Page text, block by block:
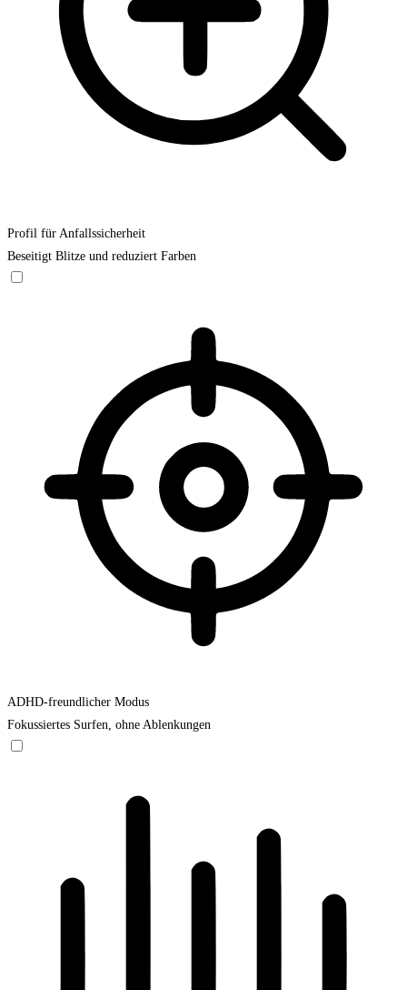
Profil für Anfallssicherheit
Beseitigt Blitze und reduziert Farben
ADHD-freundlicher Modus
Fokussiertes Surfen, ohne Ablenkungen